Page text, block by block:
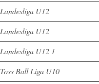
Landesliga U12
Landesliga U12
Landesliga U12 1
Toss Ball Liga U10